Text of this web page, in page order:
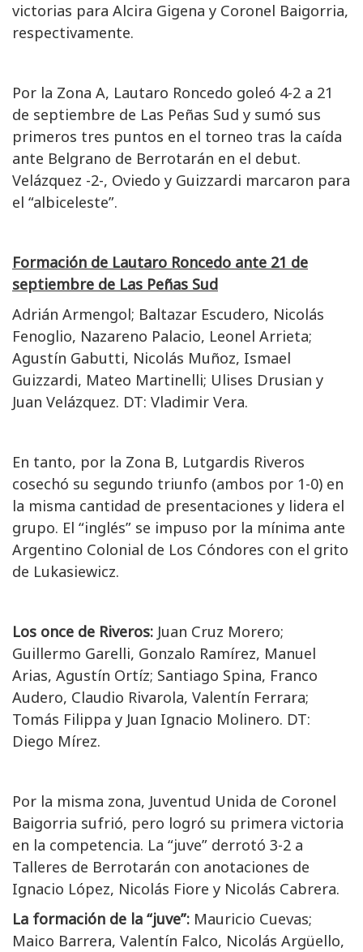
victorias para Alcira Gigena y Coronel Baigorria,
respectivamente.
Por la Zona A, Lautaro Roncedo goleó 4-2 a 21
de septiembre de Las Peñas Sud y sumó sus
primeros tres puntos en el torneo tras la caída
ante Belgrano de Berrotarán en el debut.
Velázquez -2-, Oviedo y Guizzardi marcaron para
el “albiceleste”.
Formación de Lautaro Roncedo ante 21 de
septiembre de Las Peñas Sud
Adrián Armengol; Baltazar Escudero, Nicolás
Fenoglio, Nazareno Palacio, Leonel Arrieta;
Agustín Gabutti, Nicolás Muñoz, Ismael
Guizzardi, Mateo Martinelli; Ulises Drusian y
Juan Velázquez. DT: Vladimir Vera.
En tanto, por la Zona B, Lutgardis Riveros
cosechó su segundo triunfo (ambos por 1-0) en
la misma cantidad de presentaciones y lidera el
grupo. El “inglés” se impuso por la mínima ante
Argentino Colonial de Los Cóndores con el grito
de Lukasiewicz.
Los once de Riveros: Juan Cruz Morero;
Guillermo Garelli, Gonzalo Ramírez, Manuel
Arias, Agustín Ortíz; Santiago Spina, Franco
Audero, Claudio Rivarola, Valentín Ferrara;
Tomás Filippa y Juan Ignacio Molinero. DT:
Diego Mírez.
Por la misma zona, Juventud Unida de Coronel
Baigorria sufrió, pero logró su primera victoria
en la competencia. La “juve” derrotó 3-2 a
Talleres de Berrotarán con anotaciones de
Ignacio López, Nicolás Fiore y Nicolás Cabrera.
La formación de la “juve”: Mauricio Cuevas;
Maico Barrera, Valentín Falco, Nicolás Argüello,